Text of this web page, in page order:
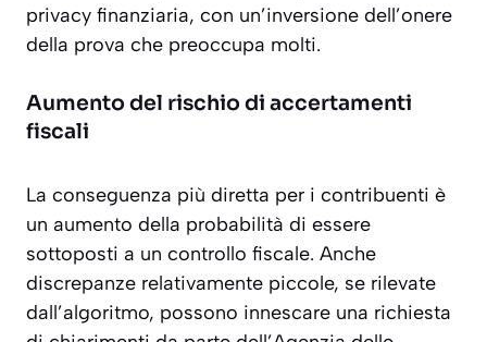
privacy finanziaria, con un’inversione dell’onere
della prova che preoccupa molti.
Aumento del rischio di accertamenti
fiscali
La conseguenza più diretta per i contribuenti è
un aumento della probabilità di essere
sottoposti a un controllo fiscale. Anche
discrepanze relativamente piccole, se rilevate
dall’algoritmo, possono innescare una richiesta